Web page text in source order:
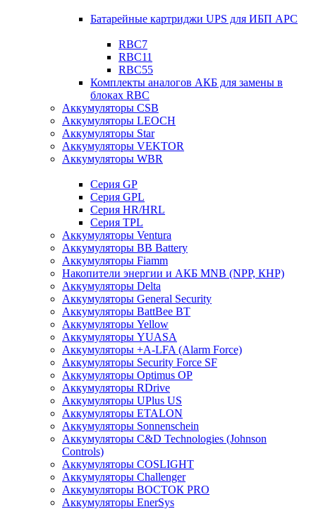
Батарейные картриджи UPS для ИБП APC
RBC7
RBC11
RBC55
Комплекты аналогов АКБ для замены в
блоках RBC
Аккумуляторы CSB
Аккумуляторы LEOCH
Аккумуляторы Star
Аккумуляторы VEKTOR
Аккумуляторы WBR
Cерия GP
Серия GPL
Серия HR/HRL
Серия TPL
Аккумуляторы Ventura
Аккумуляторы BB Battery
Аккумуляторы Fiamm
Накопители энергии и АКБ MNB (NPP, КНР)
Аккумуляторы Delta
Аккумуляторы General Security
Аккумуляторы BattBee BT
Аккумуляторы Yellow
Аккумуляторы YUASA
Аккумуляторы +A-LFA (Alarm Force)
Аккумуляторы Security Force SF
Аккумуляторы Optimus OP
Аккумуляторы RDrive
Аккумуляторы UPlus US
Аккумуляторы ETALON
Аккумуляторы Sonnenschein
Аккумуляторы С&D Technologies (Johnson
Controls)
Аккумуляторы COSLIGHT
Аккумуляторы Challenger
Аккумуляторы ВОСТОК PRO
Аккумуляторы EnerSys